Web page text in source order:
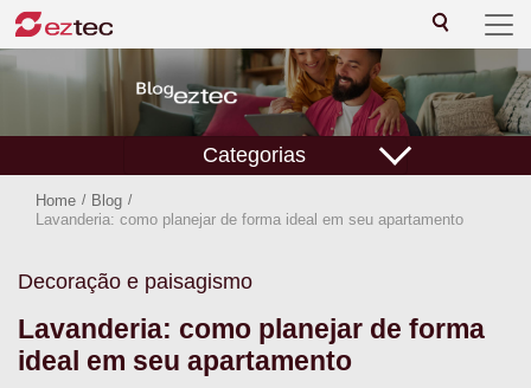
Categorias
Home / Blog /
Lavanderia: como planejar de forma ideal em seu apartamento
Decoração e paisagismo
Lavanderia: como planejar de forma
ideal em seu apartamento